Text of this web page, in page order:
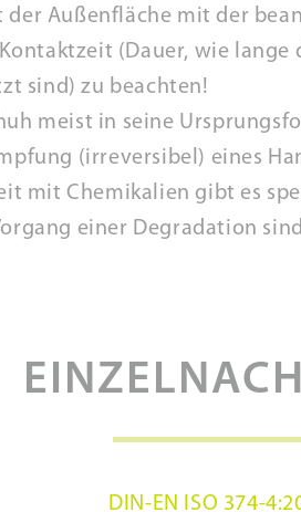
Außenfläche mit der
(Dauer, wie
sind) zu beachten!
meist in seine
(irreversibel) eines
mit Chemikalien gibt es
einer Degradation
DIN-EN ISO 374-